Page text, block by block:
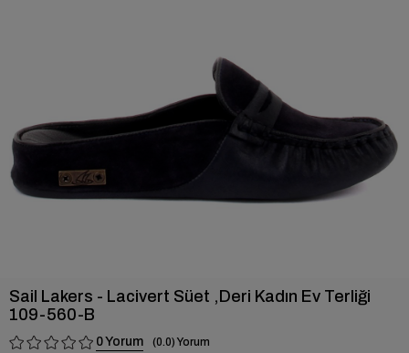
Sail Lakers - Lacivert Süet ,Deri Kadın Ev Terliği
109-560-B
0 0.0